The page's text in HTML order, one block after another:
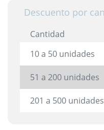
Descuento por
Cantidad
10 a 50 unidades
51 a 200 unidades
201 a 500 unidades